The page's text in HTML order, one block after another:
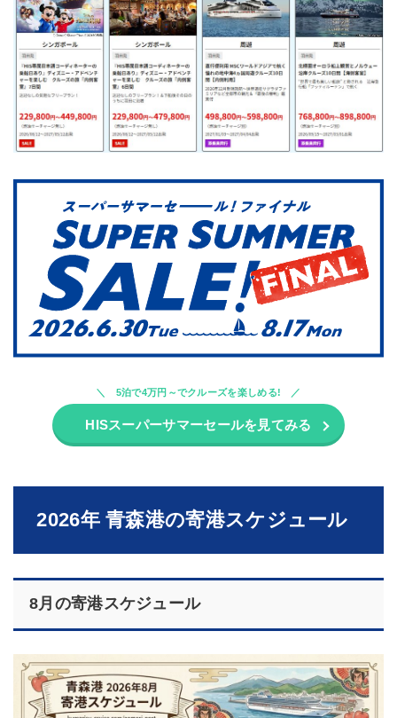
5泊で4万円～でクルーズを楽しめる!
HISスーパーサマーセールを見てみる
2026年 青森港の寄港スケジュール
8月の寄港スケジュール